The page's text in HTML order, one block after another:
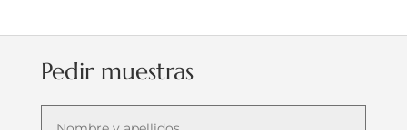
Pedir muestras